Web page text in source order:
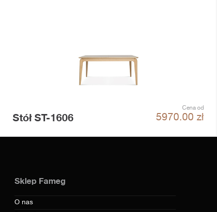
Stół ST-1606
Cena od
5970.00 zł
Sklep Fameg
O nas